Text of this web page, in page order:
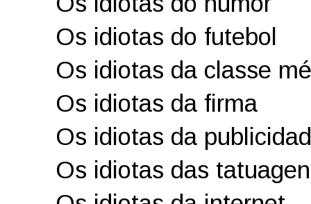
Os idiotas do futebol
Os idiotas da classe
Os idiotas da firma
Os idiotas da
Os idiotas das